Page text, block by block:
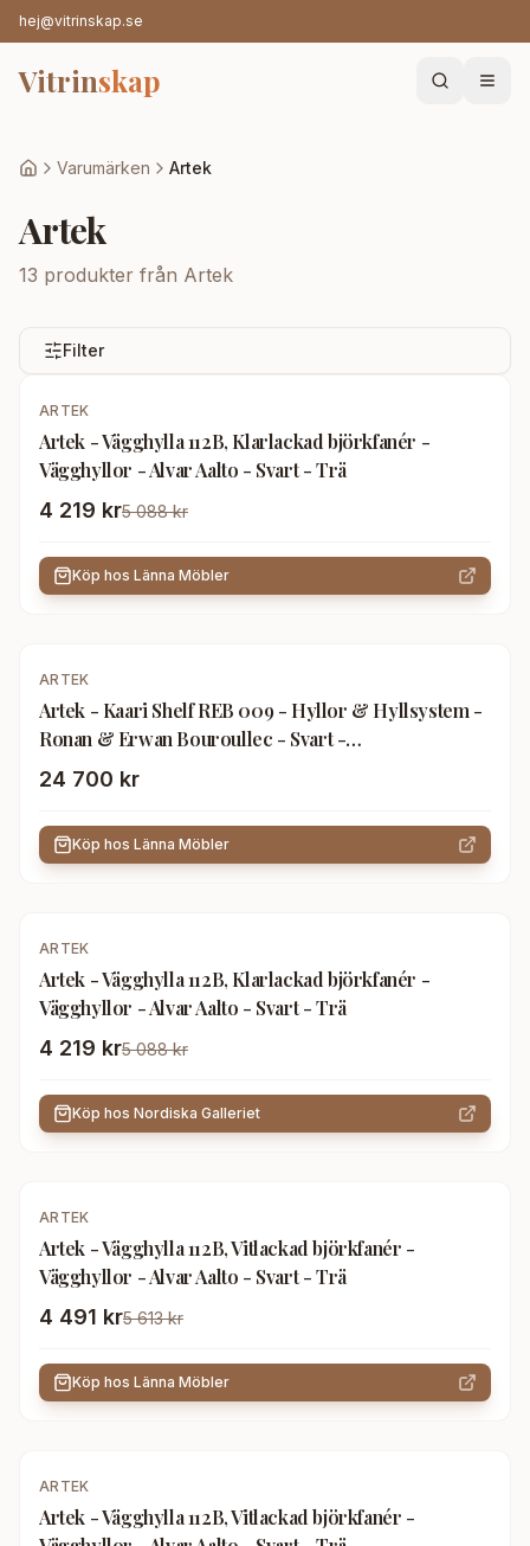
hej@vitrinskap.se
Vitrinskap
Varumärken Artek
Artek
13 produkter från Artek
Filter
-17%
ARTEK
Artek - Vägghylla 112B, Klarlackad björkfanér -
Vägghyllor - Alvar Aalto - Svart - Trä
4 219 kr5 088 kr
Köp hos Länna Möbler
ARTEK
Artek - Kaari Shelf REB 009 - Hyllor & Hyllsystem -
Ronan & Erwan Bouroullec - Svart -
Metall/Trä/Syntetiskt
24 700 kr
Köp hos Länna Möbler
-17%
ARTEK
Artek - Vägghylla 112B, Klarlackad björkfanér -
Vägghyllor - Alvar Aalto - Svart - Trä
4 219 kr5 088 kr
Köp hos Nordiska Galleriet
-20%
ARTEK
Artek - Vägghylla 112B, Vitlackad björkfanér -
Vägghyllor - Alvar Aalto - Svart - Trä
4 491 kr5 613 kr
Köp hos Länna Möbler
-21%
ARTEK
Artek - Vägghylla 112B, Vitlackad björkfanér -